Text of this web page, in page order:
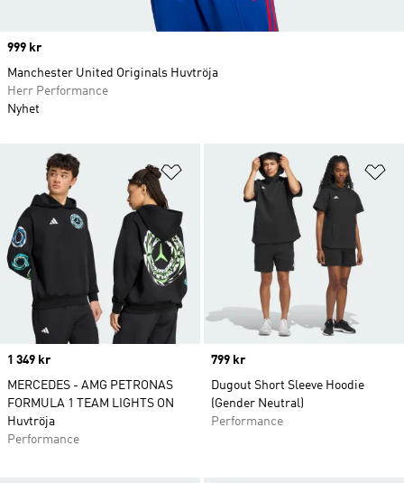
Lägg till på önskelistan
Price
1 349 kr
MERCEDES - AMG PETRONAS
FORMULA 1 TEAM LIGHTS ON
Huvtröja
Performance
Price
799 kr
Dugout Short Sleeve Hoodie
(Gender Neutral)
Performance
Price
999 kr
Manchester United Originals Huvtröja
Herr Performance
Nyhet